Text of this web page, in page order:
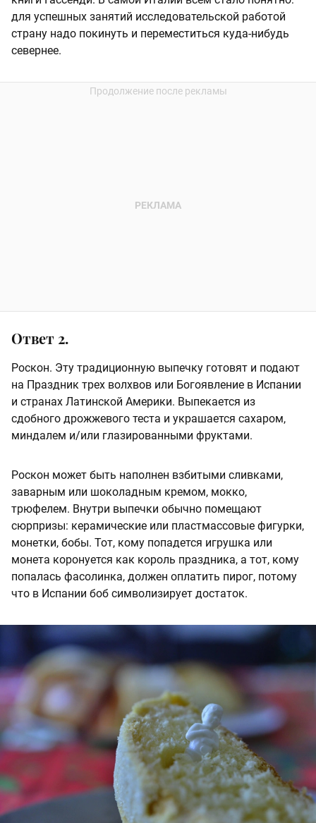
для успешных занятий исследовательской работой
страну надо покинуть и переместиться куда-нибудь
севернее.
Ответ 2.
Роскон. Эту традиционную выпечку готовят и подают
на Праздник трех волхвов или Богоявление в Испании
и странах Латинской Америки. Выпекается из
сдобного дрожжевого теста и украшается сахаром,
миндалем и/или глазированными фруктами.
Роскон может быть наполнен взбитыми сливками,
заварным или шоколадным кремом, мокко,
трюфелем. Внутри выпечки обычно помещают
сюрпризы: керамические или пластмассовые фигурки,
монетки, бобы. Тот, кому попадется игрушка или
монета коронуется как король праздника, а тот, кому
попалась фасолинка, должен оплатить пирог, потому
что в Испании боб символизирует достаток.